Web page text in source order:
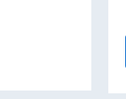
luglio 2026